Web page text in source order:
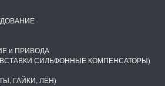
и ПРИВОДА
СИЛЬФОННЫЕ КОМПЕНСАТОРЫ)
ГАЙКИ, ЛЁН)